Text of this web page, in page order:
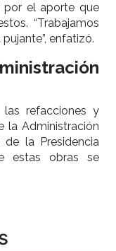
por el aporte que
“Trabajamos
enfatizó.
refacciones y
la Administración
la Presidencia
estas obras se